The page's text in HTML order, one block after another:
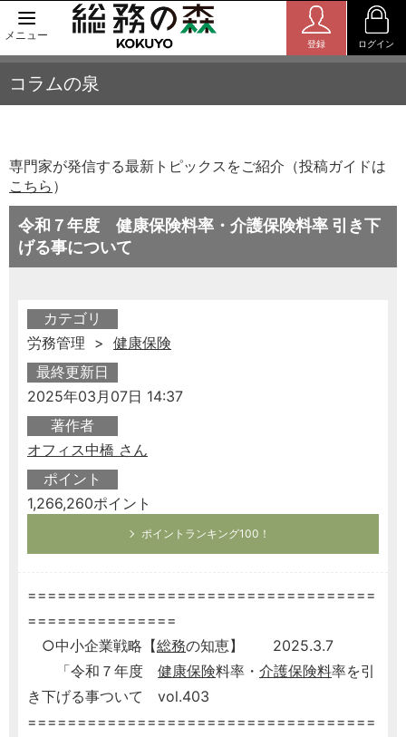
メニュー
登録 ログイン
コラムの泉
専門家が発信する最新トピックスをご紹介（投稿ガイドは
こちら ）
令和７年度 健康保険料率・介護保険料率 引き下
げる事について
カテゴリ
労務管理 > 健康保険
最終更新日
2025年03月07日 14:37
著作者
オフィス中橋 さん
ポイント
1,266,260ポイント
ポイントランキング100！
===================================
===============
○中小企業戦略【総務の知恵】 2025.3.7
「令和７年度 健康保険料率・ 介護保険料率を引
き下げる事ついて vol.403
===================================